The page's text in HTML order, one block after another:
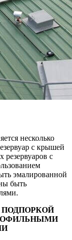
несколько
с крышей
резервуаров с
эмалированной
быть